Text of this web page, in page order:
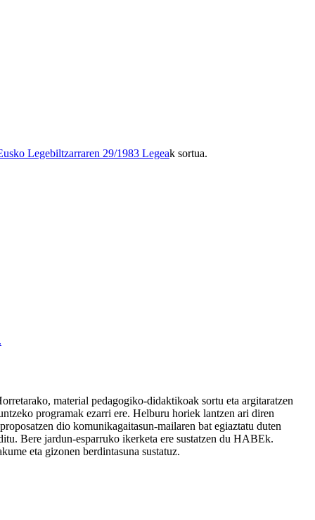
Legebiltzarraren 29/1983 Legeak sortua.
material pedagogiko-didaktikoak sortu eta argitaratzen
programak ezarri ere. Helburu horiek lantzen ari diren
dio komunikagaitasun-mailaren bat egiaztatu duten
Bere jardun-esparruko ikerketa ere sustatzen du HABEk.
eta gizonen berdintasuna sustatuz.